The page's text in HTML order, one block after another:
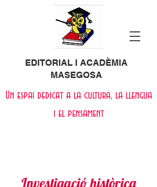
EDITORIAL I ACADÈMIA
MASEGOSA
Un espai dedicat a la cultura, la llengua
i el pensament
Investigació històrica